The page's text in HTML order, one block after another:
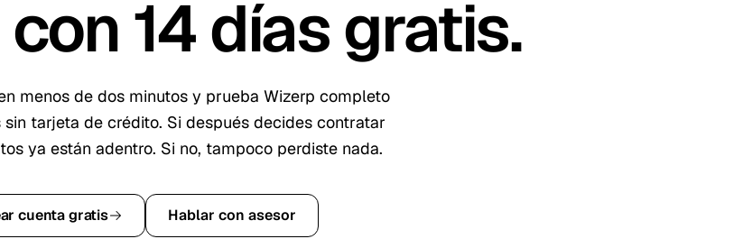
14días gratis.
menos de dos minutos y prueba Wizerp completo
sin tarjeta de crédito. Si después decides contratar
ya están adentro. Si no, tampoco perdiste nada.
cuenta gratis Hablar con asesor